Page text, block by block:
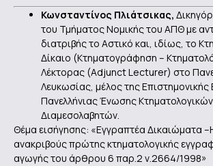
Κωνσταντίνος Πλιάτσικας,
του Τμήματος Νομικής του ΑΠΘ με
διατριβής το Αστικό και, ιδίως, το
Δίκαιο (Κτηματογράφηση –
Λέκτορας (Adjunct Lecturer) στο
Λευκωσίας, μέλος της Επιστημονικής
Πανελλήνιας Ένωσης Κτηματολογικών
Διαμεσολαβητών.
Θέμα εισήγησης: «Εγγραπτέα Δικαιώματα
ανακριβούς πρώτης κτηματολογικής
αγωγής του άρθρου 6 παρ.2 ν.2664/1998»